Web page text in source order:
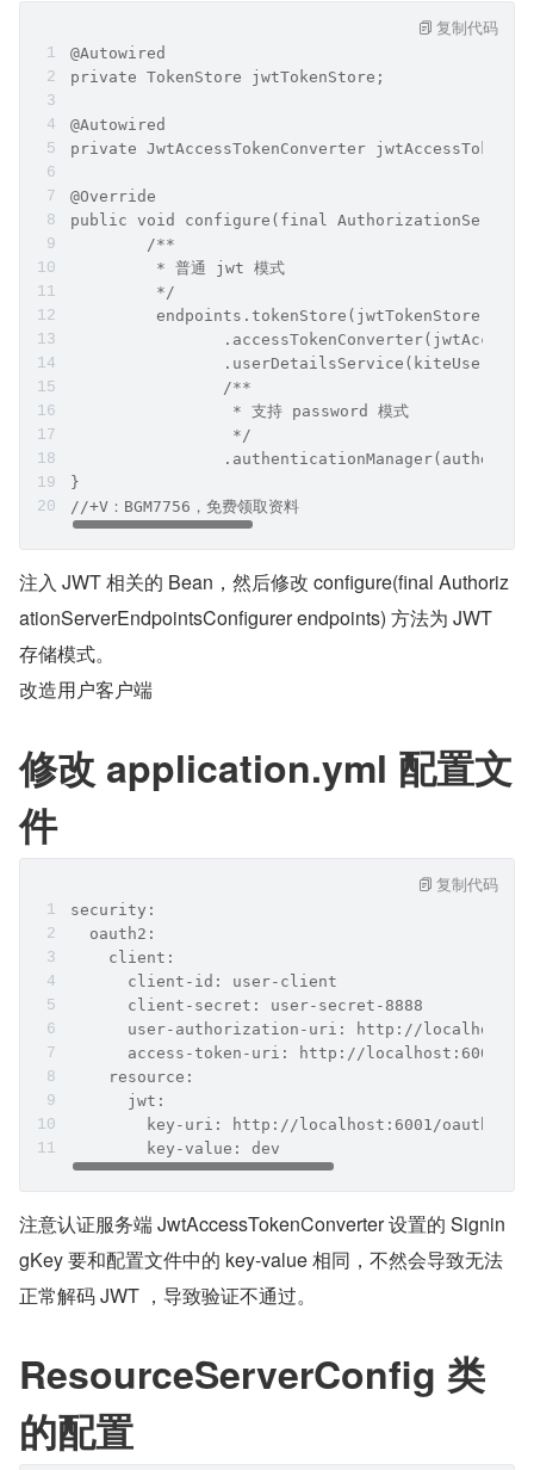
@Autowired
private TokenStore jwtTokenStore;
@Autowired
private JwtAccessTokenConverter
@Override
public void configure(final
        /**
         * 普通 jwt 模式
         */
         endpoints.tokenStore(jwtTokenStore)
                /**
                 * 支持 password 模式
                 */
}
//+V：BGM7756，免费领取资料
复制代码
注入 JWT 相关的 Bean，然后修改 configure(final Authoriz
ationServerEndpointsConfigurer endpoints) 方法为 JWT
存储模式。
改造用户客户端
修改 application.yml 配置文
件
security:
  oauth2:
    client:
      client-id: user-client
      client-secret: user-secret-8888
user-authorization-uri: http://
access-token-uri: http://localhost:6001/
    resource:
      jwt:
key-uri: http://localhost:6001/oauth/
        key-value: dev
复制代码
注意认证服务端 JwtAccessTokenConverter 设置的 Signin
gKey 要和配置文件中的 key-value 相同，不然会导致无法
正常解码 JWT ，导致验证不通过。
ResourceServerConfig 类
的配置